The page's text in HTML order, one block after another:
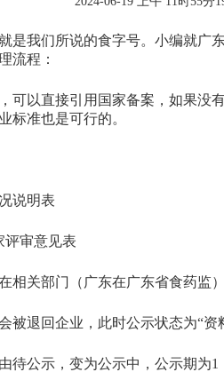
我们所说的食字号。小编就广
流程：
以直接引用国家备案，如果没
标准也是可行的。
说明表
审意见表
关部门（广东在广东省食药监
退回企业，此时公示状态为“资
公示，变为公示中，公示期为1